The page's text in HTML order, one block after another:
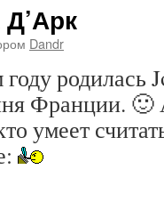
Dandr
родилась
Франции.
умеет